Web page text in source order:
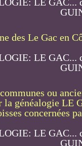
des Le Gac en
ou
la généalogie LE
concernées